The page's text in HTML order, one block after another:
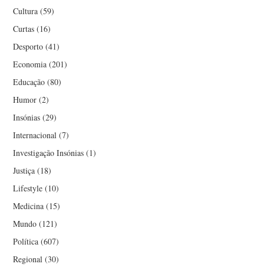
Cultura (59)
Curtas (16)
Desporto (41)
Economia (201)
Educação (80)
Humor (2)
Insónias (29)
Internacional (7)
Investigação Insónias (1)
Justiça (18)
Lifestyle (10)
Medicina (15)
Mundo (121)
Política (607)
Regional (30)